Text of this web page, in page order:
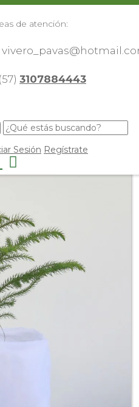
de atención:
(57) 3107884443
Sesión Regístrate
>Araucaria>